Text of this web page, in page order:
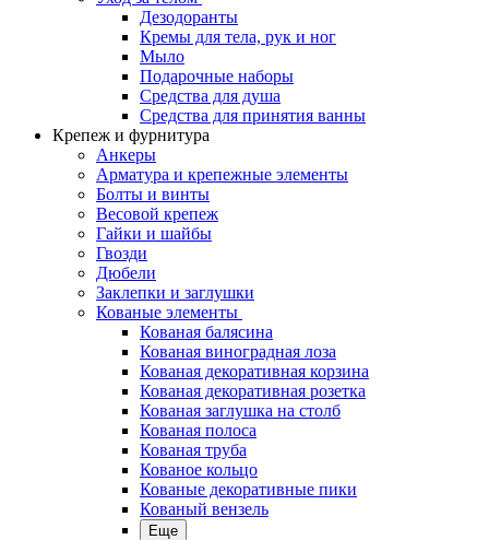
Дезодоранты
Кремы для тела, рук и ног
Мыло
Подарочные наборы
Средства для душа
Средства для принятия ванны
Крепеж и фурнитура
Анкеры
Арматура и крепежные элементы
Болты и винты
Весовой крепеж
Гайки и шайбы
Гвозди
Дюбели
Заклепки и заглушки
Кованые элементы
Кованая балясина
Кованая виноградная лоза
Кованая декоративная корзина
Кованая декоративная розетка
Кованая заглушка на столб
Кованая полоса
Кованая труба
Кованое кольцо
Кованые декоративные пики
Кованый вензель
Еще